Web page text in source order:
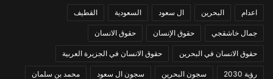
اعدام البحرين ال سعود السعودية القطيف
جمال خاشقجي حقوق الإنسان حقوق الانسان
حقوق الانسان في البحرين حقوق الانسان في الجزيرة العربية
رؤية 2030 سجون البحرين سجون ال سعود محمد بن سلمان